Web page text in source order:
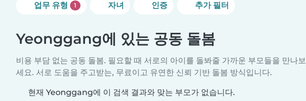
업무 유형 1 자녀 인증 추가 필터
Yeonggang에 있는 공동 돌봄
비용 부담 없는 공동 돌봄. 필요할 때 서로의 아이를 돌봐줄 가까운 부모들을 만나보
세요. 서로 도움을 주고받는, 무료이고 유연한 신뢰 기반 돌봄 방식입니다.
현재 Yeonggang에 이 검색 결과와 맞는 부모가 없습니다.